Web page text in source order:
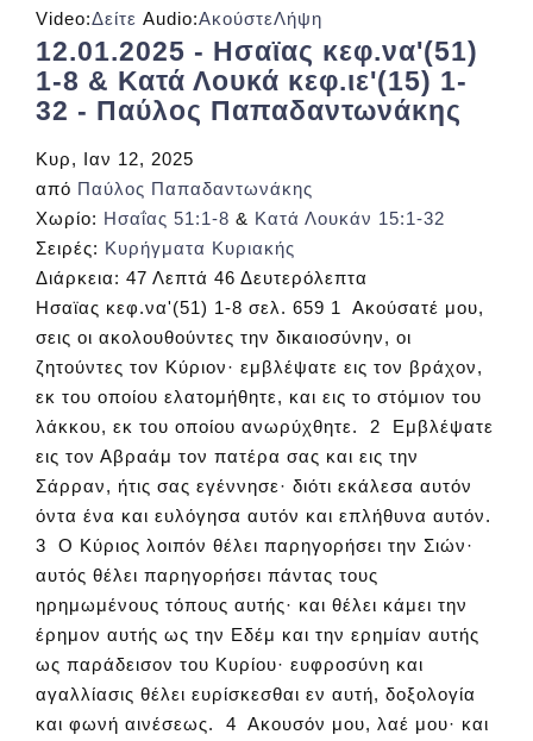
Video:Δείτε Audio:ΑκούστεΛήψη
12.01.2025 - Ησαϊας κεφ.να'(51)
1-8 & Κατά Λουκά κεφ.ιε'(15) 1-
32 - Παύλος Παπαδαντωνάκης
Κυρ, Ιαν 12, 2025
από Παύλος Παπαδαντωνάκης
Χωρίο: Ησαΐας 51:1-8 & Κατά Λουκάν 15:1-32
Σειρές: Κυρήγματα Κυριακής
Διάρκεια: 47 Λεπτά 46 Δευτερόλεπτα
Ησαϊας κεφ.να'(51) 1-8 σελ. 659 1 Ακούσατέ μου,
σεις οι ακολουθούντες την δικαιοσύνην, οι
ζητούντες τον Κύριον· εμβλέψατε εις τον βράχον,
εκ του οποίου ελατομήθητε, και εις το στόμιον του
λάκκου, εκ του οποίου ανωρύχθητε. 2 Εμβλέψατε
εις τον Αβραάμ τον πατέρα σας και εις την
Σάρραν, ήτις σας εγέννησε· διότι εκάλεσα αυτόν
όντα ένα και ευλόγησα αυτόν και επλήθυνα αυτόν.
3 Ο Κύριος λοιπόν θέλει παρηγορήσει την Σιών·
αυτός θέλει παρηγορήσει πάντας τους
ηρημωμένους τόπους αυτής· και θέλει κάμει την
έρημον αυτής ως την Εδέμ και την ερημίαν αυτής
ως παράδεισον του Κυρίου· ευφροσύνη και
αγαλλίασις θέλει ευρίσκεσθαι εν αυτή, δοξολογία
και φωνή αινέσεως. 4 Ακουσόν μου, λαέ μου· και